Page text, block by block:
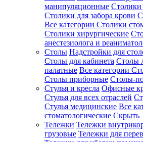
манипуляционные Столики
Столики для забора крови
Все категории Столики
Столики хирургические
анестезиолога и
Столы Надстройки для
Столы для кабинета Столы
палатные Все категории
Столы приборные Столы-
Стулья и кресла Офисные
Стулья для всех отраслей
Стулья медицинские Все
стоматологические Скрыть
Тележки Тележки
грузовые Тележки для